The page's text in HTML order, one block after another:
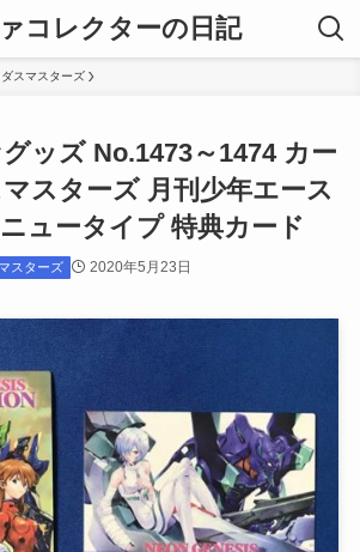
コレクターの日記
スマスターズ
ッズ No.1473～1474 カー
マスターズ 月刊少年エース
ュータイプ 特典カード
スターズ 2020年5月23日